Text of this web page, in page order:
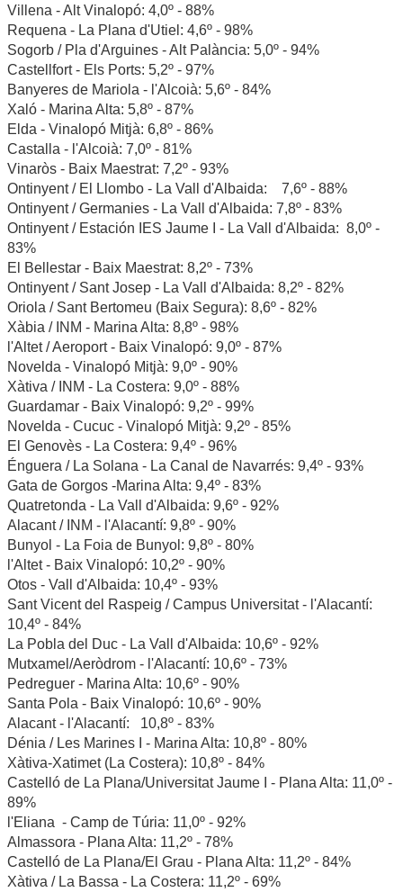
Villena - Alt Vinalopó: 4,0º - 88%
Requena - La Plana d'Utiel: 4,6º - 98%
Sogorb / Pla d'Arguines - Alt Palància: 5,0º - 94%
Castellfort - Els Ports: 5,2º - 97%
Banyeres de Mariola - l'Alcoià: 5,6º - 84%
Xaló - Marina Alta: 5,8º - 87%
Elda - Vinalopó Mitjà: 6,8º - 86%
Castalla - l'Alcoià: 7,0º - 81%
Vinaròs - Baix Maestrat: 7,2º - 93%
Ontinyent / El Llombo - La Vall d'Albaida: 7,6º - 88%
Ontinyent / Germanies - La Vall d'Albaida: 7,8º - 83%
Ontinyent / Estación IES Jaume I - La Vall d'Albaida: 8,0º -
83%
El Bellestar - Baix Maestrat: 8,2º - 73%
Ontinyent / Sant Josep - La Vall d'Albaida: 8,2º - 82%
Oriola / Sant Bertomeu (Baix Segura): 8,6º - 82%
Xàbia / INM - Marina Alta: 8,8º - 98%
l'Altet / Aeroport - Baix Vinalopó: 9,0º - 87%
Novelda - Vinalopó Mitjà: 9,0º - 90%
Xàtiva / INM - La Costera: 9,0º - 88%
Guardamar - Baix Vinalopó: 9,2º - 99%
Novelda - Cucuc - Vinalopó Mitjà: 9,2º - 85%
El Genovès - La Costera: 9,4º - 96%
Énguera / La Solana - La Canal de Navarrés: 9,4º - 93%
Gata de Gorgos -Marina Alta: 9,4º - 83%
Quatretonda - La Vall d'Albaida: 9,6º - 92%
Alacant / INM - l'Alacantí: 9,8º - 90%
Bunyol - La Foia de Bunyol: 9,8º - 80%
l'Altet - Baix Vinalopó: 10,2º - 90%
Otos - Vall d'Albaida: 10,4º - 93%
Sant Vicent del Raspeig / Campus Universitat - l'Alacantí:
10,4º - 84%
La Pobla del Duc - La Vall d'Albaida: 10,6º - 92%
Mutxamel/Aeròdrom - l'Alacantí: 10,6º - 73%
Pedreguer - Marina Alta: 10,6º - 90%
Santa Pola - Baix Vinalopó: 10,6º - 90%
Alacant - l'Alacantí: 10,8º - 83%
Dénia / Les Marines I - Marina Alta: 10,8º - 80%
Xàtiva-Xatimet (La Costera): 10,8º - 84%
Castelló de La Plana/Universitat Jaume I - Plana Alta: 11,0º -
89%
l'Eliana - Camp de Túria: 11,0º - 92%
Almassora - Plana Alta: 11,2º - 78%
Castelló de La Plana/El Grau - Plana Alta: 11,2º - 84%
Xàtiva / La Bassa - La Costera: 11,2º - 69%